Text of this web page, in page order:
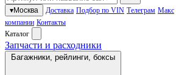
▾Москва Доставка Подбор по VIN Телеграм Макс
компании Контакты
Каталог
Запчасти и расходники
Багажники, рейлинги, боксы